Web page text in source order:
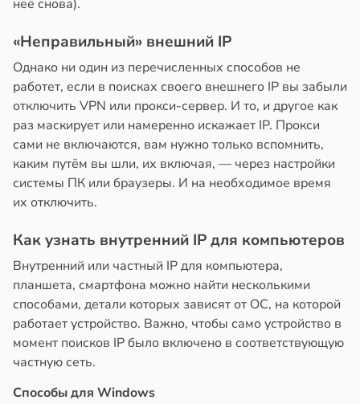
неё снова).
«Неправильный» внешний IP
Однако ни один из перечисленных способов не
работет, если в поисках своего внешнего IP вы забыли
отключить VPN или прокси-сервер. И то, и другое как
раз маскирует или намеренно искажает IP. Прокси
сами не включаются, вам нужно только вспомнить,
каким путём вы шли, их включая, — через настройки
системы ПК или браузеры. И на необходимое время
их отключить.
Как узнать внутренний IP для компьютеров
Внутренний или частный IP для компьютера,
планшета, смартфона можно найти несколькими
способами, детали которых зависят от ОС, на которой
работает устройство. Важно, чтобы само устройство в
момент поисков IP было включено в соответствующую
частную сеть.
Способы для Windows